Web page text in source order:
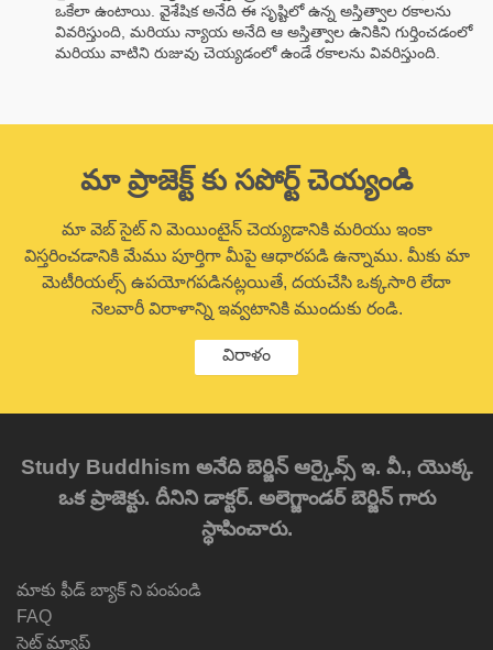
ఒకేలా ఉంటాయి. వైశేషిక అనేది ఈ సృష్టిలో ఉన్న అస్తిత్వాల రకాలను
వివరిస్తుంది, మరియు న్యాయ అనేది ఆ అస్తిత్వాల ఉనికిని గుర్తించడంలో
మరియు వాటిని రుజువు చెయ్యడంలో ఉండే రకాలను వివరిస్తుంది.
మా ప్రాజెక్ట్ కు సపోర్ట్ చెయ్యండి
మా వెబ్ సైట్ ని మెయింటైన్ చెయ్యడానికి మరియు ఇంకా
విస్తరించడానికి మేము పూర్తిగా మీపై ఆధారపడి ఉన్నాము. మీకు మా
మెటీరియల్స్ ఉపయోగపడినట్లయితే, దయచేసి ఒక్కసారి లేదా
నెలవారీ విరాళాన్ని ఇవ్వటానికి ముందుకు రండి.
విరాళం
Study Buddhism అనేది బెర్జిన్ ఆర్కైవ్స్ ఇ. వీ., యొక్క
ఒక ప్రాజెక్టు. దీనిని డాక్టర్. అలెగ్జాండర్ బెర్జిన్ గారు
స్థాపించారు.
మాకు ఫీడ్ బ్యాక్ ని పంపండి
FAQ
సైట్ మ్యాప్